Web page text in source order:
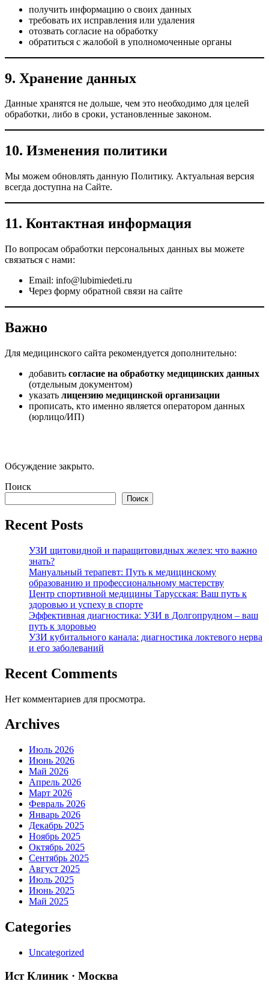
получить информацию о своих данных
требовать их исправления или удаления
отозвать согласие на обработку
обратиться с жалобой в уполномоченные органы
9. Хранение данных
Данные хранятся не дольше, чем это необходимо для целей
обработки, либо в сроки, установленные законом.
10. Изменения политики
Мы можем обновлять данную Политику. Актуальная версия
всегда доступна на Сайте.
11. Контактная информация
По вопросам обработки персональных данных вы можете
связаться с нами:
Email: info@lubimiedeti.ru
Через форму обратной связи на сайте
Важно
Для медицинского сайта рекомендуется дополнительно:
добавить согласие на обработку медицинских данных
(отдельным документом)
указать лицензию медицинской организации
прописать, кто именно является оператором данных
(юрлицо/ИП)
Обсуждение закрыто.
Поиск
Поиск
Recent Posts
УЗИ щитовидной и паращитовидных желез: что важно
знать?
Мануальный терапевт: Путь к медицинскому
образованию и профессиональному мастерству
Центр спортивной медицины Тарусская: Ваш путь к
здоровью и успеху в спорте
Эффективная диагностика: УЗИ в Долгопрудном – ваш
путь к здоровью
УЗИ кубитального канала: диагностика локтевого нерва
и его заболеваний
Recent Comments
Нет комментариев для просмотра.
Archives
Июль 2026
Июнь 2026
Май 2026
Апрель 2026
Март 2026
Февраль 2026
Январь 2026
Декабрь 2025
Ноябрь 2025
Октябрь 2025
Сентябрь 2025
Август 2025
Июль 2025
Июнь 2025
Май 2025
Categories
Uncategorized
Ист Клиник · Москва